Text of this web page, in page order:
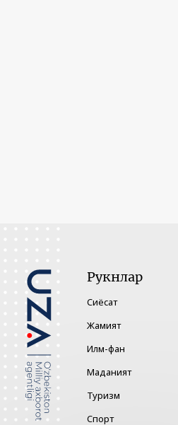
Рукнлар
Сиёсат
Жамият
Илм-фан
Маданият
Туризм
Спорт